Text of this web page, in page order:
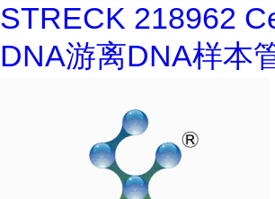
STRECK 218962
DNA游离DNA样本